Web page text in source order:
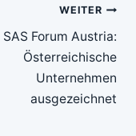
WEITER
SAS Forum Austria:
Österreichische
Unternehmen
ausgezeichnet